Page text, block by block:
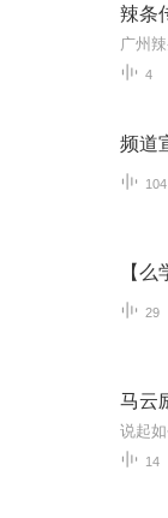
辣条
4
频道
104
【
29
马云
14